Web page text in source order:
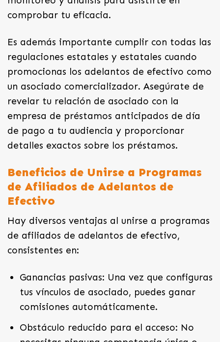
comprobar tu eficacia.
Es además importante cumplir con todas las
regulaciones estatales y estatales cuando
promocionas los adelantos de efectivo como
un asociado comercializador. Asegúrate de
revelar tu relación de asociado con la
empresa de préstamos anticipados de día
de pago a tu audiencia y proporcionar
detalles exactos sobre los préstamos.
Beneficios de Unirse a Programas
de Afiliados de Adelantos de
Efectivo
Hay diversos ventajas al unirse a programas
de afiliados de adelantos de efectivo,
consistentes en:
Ganancias pasivas: Una vez que configuras
tus vínculos de asociado, puedes ganar
comisiones automáticamente.
Obstáculo reducido para el acceso: No